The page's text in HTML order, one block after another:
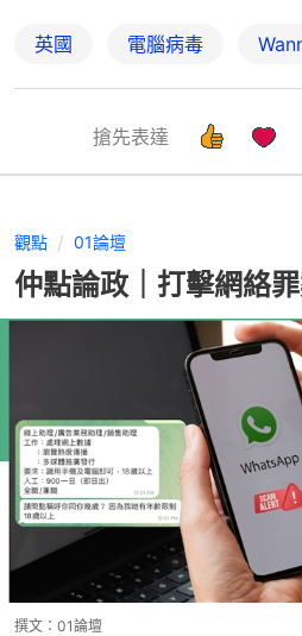
英國 電腦病毒
搶先表達
觀點 01論壇
仲點論政｜打擊網絡
撰文： 01論壇